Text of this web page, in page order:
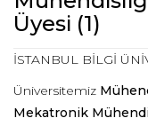
Üyesi (1)
İSTANBUL BİLGİ
Üniversitemiz
Mekatronik